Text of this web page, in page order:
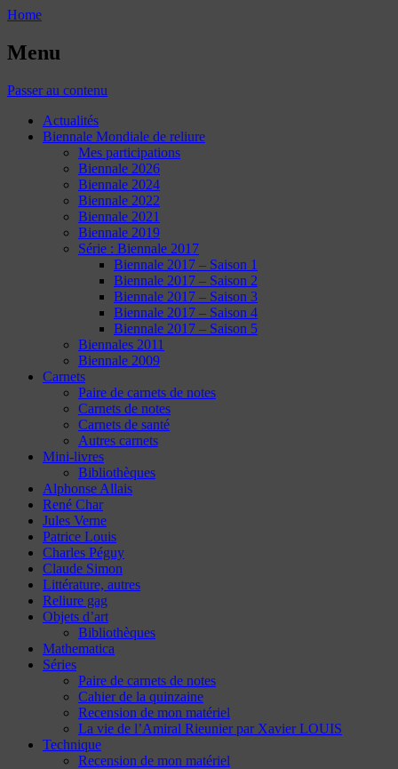
Home
Menu
Passer au contenu
Actualités
Biennale Mondiale de reliure
Mes participations
Biennale 2026
Biennale 2024
Biennale 2022
Biennale 2021
Biennale 2019
Série : Biennale 2017
Biennale 2017 – Saison 1
Biennale 2017 – Saison 2
Biennale 2017 – Saison 3
Biennale 2017 – Saison 4
Biennale 2017 – Saison 5
Biennales 2011
Biennale 2009
Carnets
Paire de carnets de notes
Carnets de notes
Carnets de santé
Autres carnets
Mini-livres
Bibliothèques
Alphonse Allais
René Char
Jules Verne
Patrice Louis
Charles Péguy
Claude Simon
Littérature, autres
Reliure gag
Objets d’art
Bibliothèques
Mathematica
Séries
Paire de carnets de notes
Cahier de la quinzaine
Recension de mon matériel
La vie de l’Amiral Rieunier par Xavier LOUIS
Technique
Recension de mon matériel